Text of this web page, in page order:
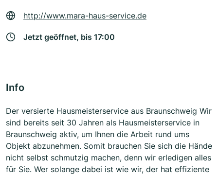
http://www.mara-haus-service.de
Jetzt geöffnet, bis 17:00
Info
Der versierte Hausmeisterservice aus Braunschweig Wir
sind bereits seit 30 Jahren als Hausmeisterservice in
Braunschweig aktiv, um Ihnen die Arbeit rund ums
Objekt abzunehmen. Somit brauchen Sie sich die Hände
nicht selbst schmutzig machen, denn wir erledigen alles
für Sie. Wer solange dabei ist wie wir, der hat effiziente